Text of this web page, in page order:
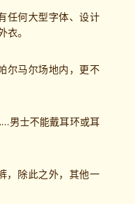
任何大型字体、设计
衣。
尔马尔场地内，更不
男士不能戴耳环或耳
，除此之外，其他一